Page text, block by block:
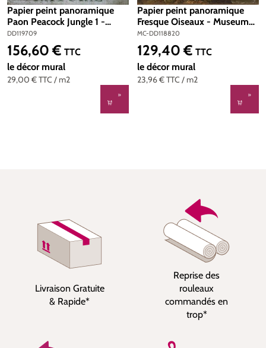
Papier peint panoramique
Paon Peacock Jungle 1 -
Référence DD119709 -
Intissé 200g/m2 - Standard
200 x 270
DD119709
29,00 €TTC / m2
Prix régulier :
156,60 € TTC
le décor mural
Papier peint panoramique
Fresque Oiseaux - Museum
de Montecolino | Réf. MC-
DD118820
MC-DD118820
23,96 €TTC / m2
Prix régulier :
129,40 € TTC
le décor mural
Livraison Gratuite
& Rapide*
Reprise des
rouleaux
commandés en
trop*